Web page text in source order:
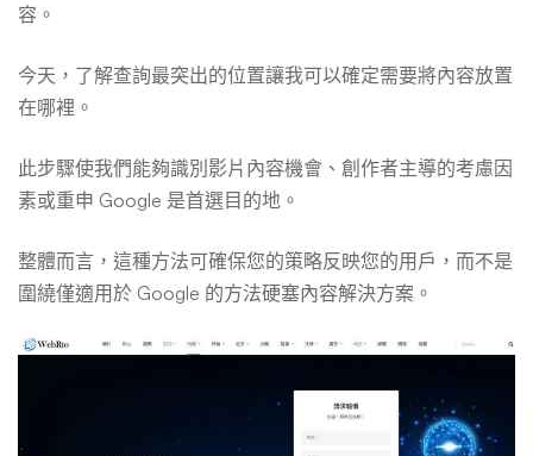
容。
今天，了解查詢最突出的位置讓我可以確定需要將內容放置
在哪裡。
此步驟使我們能夠識別影片內容機會、創作者主導的考慮因
素或重申 Google 是首選目的地。
整體而言，這種方法可確保您的策略反映您的用戶，而不是
圍繞僅適用於 Google 的方法硬塞內容解決方案。